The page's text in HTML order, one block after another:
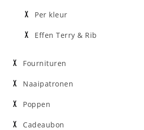
Per kleur
Effen Terry & Rib
Fournituren
Naaipatronen
Poppen
Cadeaubon